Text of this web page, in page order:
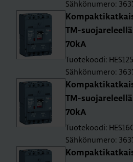
Sähkönumero:
TM-
70kA
Tuotekoodi:
Sähkönumero:
TM-
70kA
Tuotekoodi:
Sähkönumero: